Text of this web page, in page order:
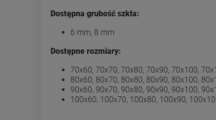
Dostępna grubość szkła:
6 mm, 8 mm
Dostępne rozmiary:
70x60, 70x70, 70x80, 70x90, 70x100,
80x60, 80x70, 80x80, 80x90, 80x100,
90x60, 90x70, 90x80, 90x90, 90x100,
100x60, 100x70, 100x80, 100x90,